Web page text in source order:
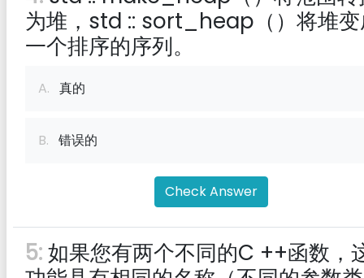
为堆，std :: sort_heap（）将堆
一个排序的序列。
A. 真的
B. 错误的
Check Answer
5:如果您有两个不同的C ++函数，